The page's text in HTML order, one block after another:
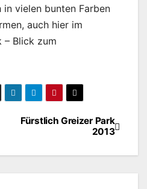
vielen bunten Farben
auch hier im
– Blick zum
Fürstlich Greizer Park
2013